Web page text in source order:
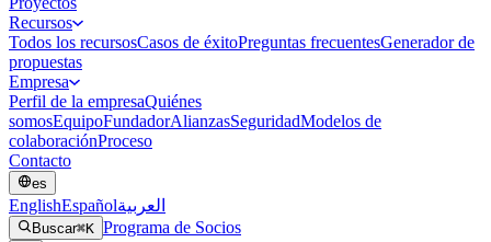
Recursos
Todos los recursosCasos de éxitoPreguntas frecuentesGenerador de
propuestas
Empresa
Perfil de la empresaQuiénes
somosEquipoFundadorAlianzasSeguridadModelos de
colaboraciónProceso
Contacto
es
EnglishEspañolالعربية
Buscar⌘K Programa de Socios